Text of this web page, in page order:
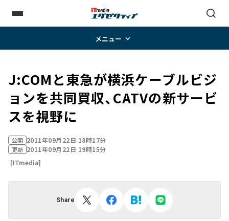
メニュー
J:COMと東急が横浜ケーブルビジ
ョンを共同買収、CATVの新サービ
スを視野に
公開 2011年09月22日 18時17分
更新 2011年09月22日 19時15分
[ITmedia]
Share